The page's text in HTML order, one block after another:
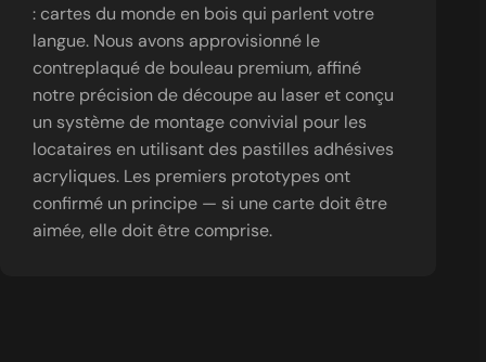
: cartes du monde en bois qui parlent votre
langue. Nous avons approvisionné le
contreplaqué de bouleau premium, affiné
notre précision de découpe au laser et conçu
un système de montage convivial pour les
locataires en utilisant des pastilles adhésives
acryliques. Les premiers prototypes ont
confirmé un principe — si une carte doit être
aimée, elle doit être comprise.